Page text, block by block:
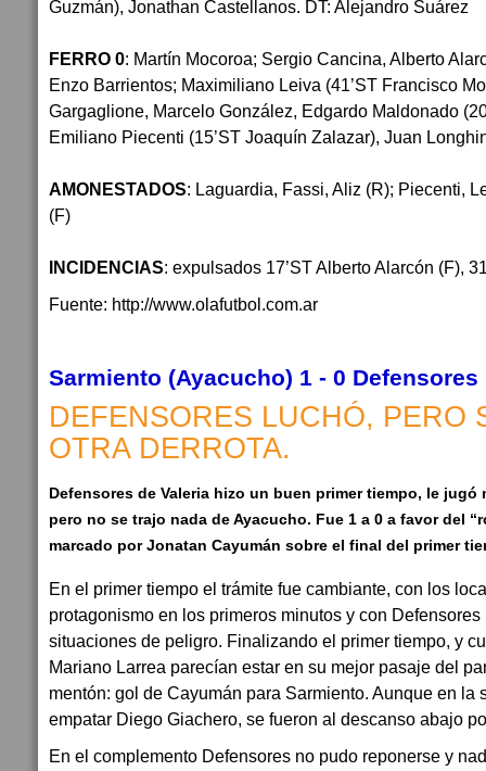
Guzmán), Jonathan Castellanos. DT: Alejandro Suárez
FERRO 0: Martín Mocoroa; Sergio Cancina, Alberto
Enzo Barrientos; Maximiliano Leiva (41’ST Francisco
Gargaglione, Marcelo González, Edgardo Maldonado
Emiliano Piecenti (15’ST Joaquín Zalazar), Juan
AMONESTADOS: Laguardia, Fassi, Aliz (R); Piecenti,
(F)
INCIDENCIAS: expulsados 17’ST Alberto Alarcón (F),
Fuente: http://www.olafutbol.com.ar
Sarmiento (Ayacucho) 1 - 0 Defensores
DEFENSORES LUCHÓ, PERO
OTRA DERROTA.
Defensores de Valeria hizo un buen primer tiempo, le jugó
pero no se trajo nada de Ayacucho. Fue 1 a 0 a favor del
marcado por Jonatan Cayumán sobre el final del primer
En el primer tiempo el trámite fue cambiante, con los
protagonismo en los primeros minutos y con
situaciones de peligro. Finalizando el primer tiempo, y
Mariano Larrea parecían estar en su mejor pasaje del
mentón: gol de Cayumán para Sarmiento. Aunque en la
empatar Diego Giachero, se fueron al descanso abajo
En el complemento Defensores no pudo reponerse y